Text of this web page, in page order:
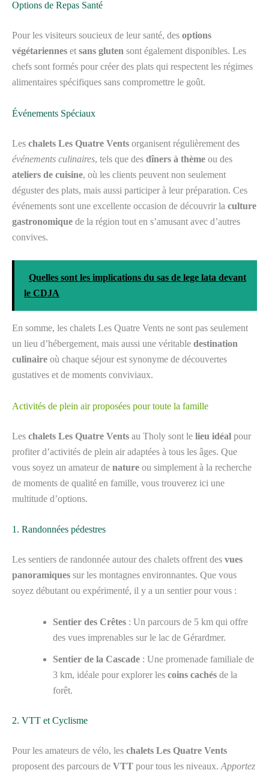
Options de Repas Santé
Pour les visiteurs soucieux de leur santé, des options
végétariennes et sans gluten sont également disponibles. Les
chefs sont formés pour créer des plats qui respectent les régimes
alimentaires spécifiques sans compromettre le goût.
Événements Spéciaux
Les chalets Les Quatre Vents organisent régulièrement des
événements culinaires, tels que des dîners à thème ou des
ateliers de cuisine, où les clients peuvent non seulement
déguster des plats, mais aussi participer à leur préparation. Ces
événements sont une excellente occasion de découvrir la culture
gastronomique de la région tout en s’amusant avec d’autres
convives.
Quelles sont les implications du sas de lege lata devant
le CDJA
En somme, les chalets Les Quatre Vents ne sont pas seulement
un lieu d’hébergement, mais aussi une véritable destination
culinaire où chaque séjour est synonyme de découvertes
gustatives et de moments conviviaux.
Activités de plein air proposées pour toute la famille
Les chalets Les Quatre Vents au Tholy sont le lieu idéal pour
profiter d’activités de plein air adaptées à tous les âges. Que
vous soyez un amateur de nature ou simplement à la recherche
de moments de qualité en famille, vous trouverez ici une
multitude d’options.
1. Randonnées pédestres
Les sentiers de randonnée autour des chalets offrent des vues
panoramiques sur les montagnes environnantes. Que vous
soyez débutant ou expérimenté, il y a un sentier pour vous :
Sentier des Crêtes : Un parcours de 5 km qui offre
des vues imprenables sur le lac de Gérardmer.
Sentier de la Cascade : Une promenade familiale de
3 km, idéale pour explorer les coins cachés de la
forêt.
2. VTT et Cyclisme
Pour les amateurs de vélo, les chalets Les Quatre Vents
proposent des parcours de VTT pour tous les niveaux. Apportez